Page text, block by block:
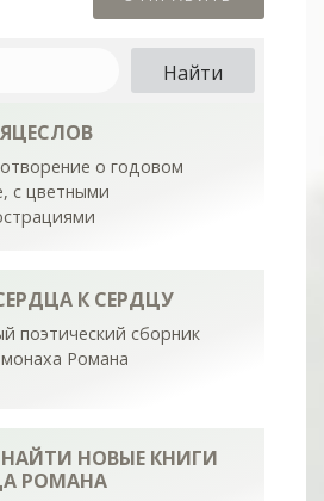
о годовом
с цветными
К СЕРДЦУ
поэтический сборник
Романа
НАЙТИ НОВЫЕ КНИГИ
РОМАНА